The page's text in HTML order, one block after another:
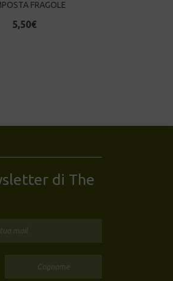
FRAGOLE
5,50€
di The